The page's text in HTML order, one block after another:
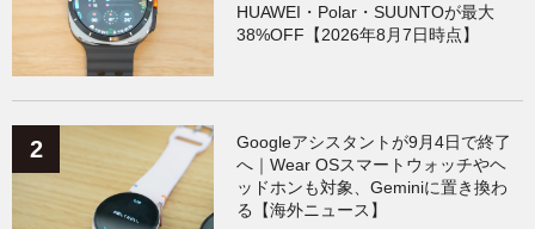
HUAWEI・Polar・SUUNTOが最大
38%OFF【2026年8月7日時点】
Googleアシスタントが9月4日で終了
へ｜Wear OSスマートウォッチやヘ
ッドホンも対象、Geminiに置き換わ
る【海外ニュース】